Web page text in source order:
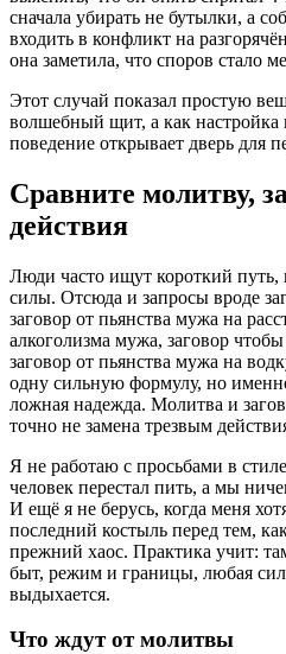
сначала убирать не бутылки, а
входить в конфликт на
она заметила, что споров стало
Этот случай показал простую
волшебный щит, а как
поведение открывает дверь для
Сравните молитву,
действия
Люди часто ищут короткий путь,
силы. Отсюда и запросы вроде
заговор от пьянства мужа на
алкоголизма мужа, заговор
заговор от пьянства мужа на
одну сильную формулу, но
ложная надежда. Молитва и
точно не замена трезвым
Я не работаю с просьбами в
человек перестал пить, а мы
И ещё я не берусь, когда меня
последний костыль перед тем,
прежний хаос. Практика учит:
быт, режим и границы, любая
выдыхается.
Что ждут от молитвы